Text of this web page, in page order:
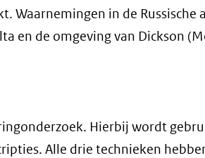
Waarnemingen in de Russische
en de omgeving van Dickson
Hierbij wordt
Alle drie technieken